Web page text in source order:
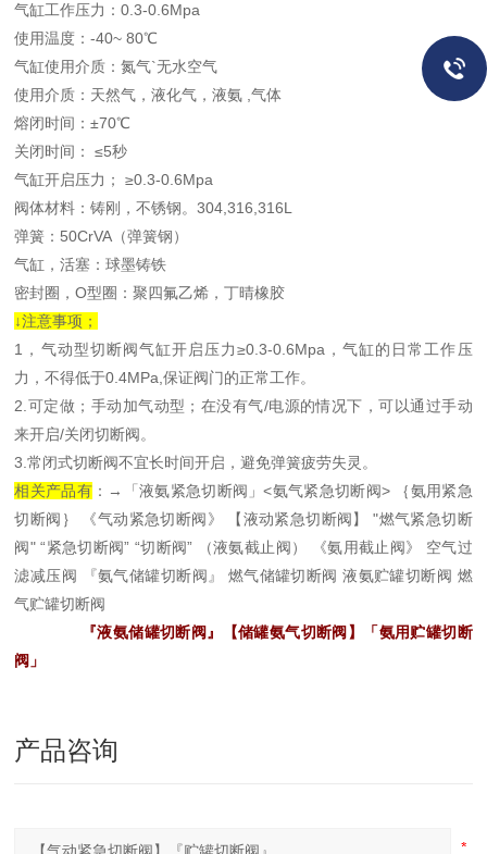
气缸工作压力：0.3-0.6Mpa
使用温度：-40~ 80℃
气缸使用介质：氮气`无水空气
使用介质：天然气，液化气，液氨 ,气体
熔闭时间：±70℃
关闭时间： ≤5秒
气缸开启压力； ≥0.3-0.6Mpa
阀体材料：铸刚，不锈钢。304,316,316L
弹簧：50CrVA（弹簧钢）
气缸，活塞：球墨铸铁
密封圈，O型圈：聚四氟乙烯，丁晴橡胶
↓注意事项；
1，气动型切断阀气缸开启压力≥0.3-0.6Mpa，气缸的日常工作压
力，不得低于0.4MPa,保证阀门的正常工作。
2.可定做；手动加气动型；在没有气/电源的情况下，可以通过手动
来开启/关闭切断阀。
3.常闭式切断阀不宜长时间开启，避免弹簧疲劳失灵。
相关产品有 ：→「液氨紧急切断阀」<氨气紧急切断阀> ｛氨用紧急
切断阀｝ 《气动紧急切断阀》 【液动紧急切断阀】 "燃气紧急切断
阀" “紧急切断阀” “切断阀” （液氨截止阀） 《氨用截止阀》 空气过
滤减压阀 『氨气储罐切断阀』 燃气储罐切断阀 液氨贮罐切断阀 燃
气贮罐切断阀
『液氨储罐切断阀』【储罐氨气切断阀】「氨用贮罐切断
阀」
产品咨询